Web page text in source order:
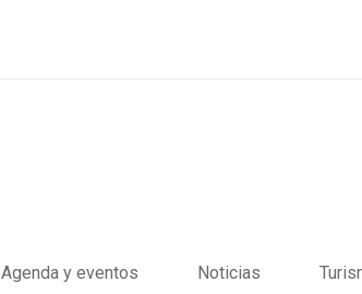
Agenda y eventos Noticias